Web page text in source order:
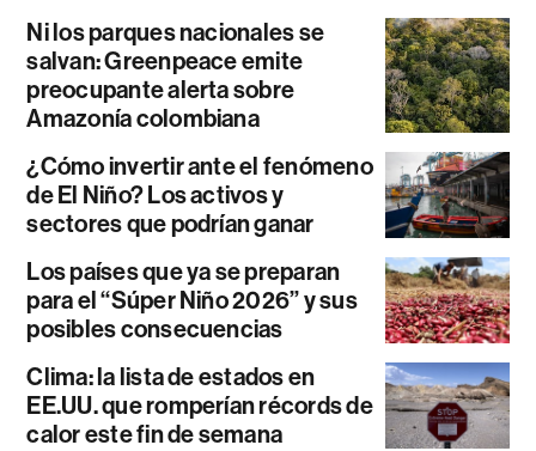
Ni los parques nacionales se
salvan: Greenpeace emite
preocupante alerta sobre
Amazonía colombiana
¿Cómo invertir ante el fenómeno
de El Niño? Los activos y
sectores que podrían ganar
Los países que ya se preparan
para el “Súper Niño 2026” y sus
posibles consecuencias
Clima: la lista de estados en
EE.UU. que romperían récords de
calor este fin de semana